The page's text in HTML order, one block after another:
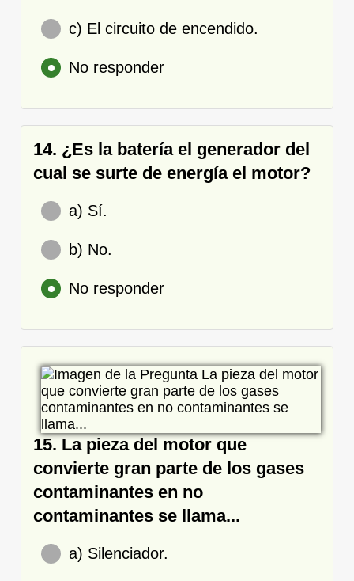
c) El circuito de encendido.
No responder
14. ¿Es la batería el generador del
cual se surte de energía el motor?
a) Sí.
b) No.
No responder
15. La pieza del motor que
convierte gran parte de los gases
contaminantes en no
contaminantes se llama...
a) Silenciador.